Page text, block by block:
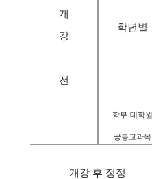
개
강
전
학년별
학부·대학원
공통교과목
개강 후 정정